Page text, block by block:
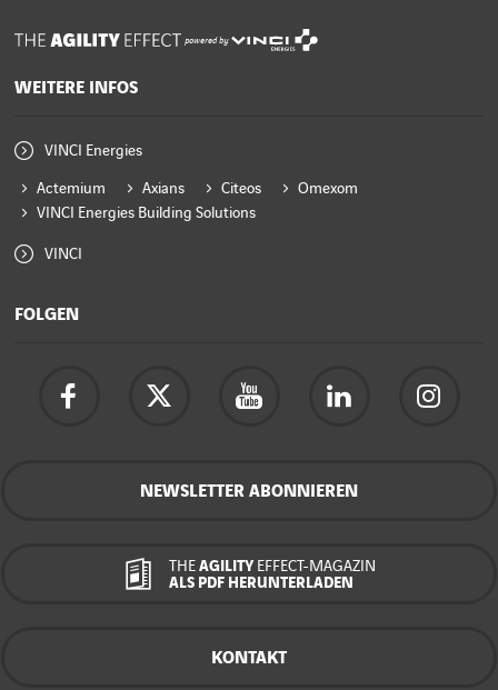
powered by
WEITERE INFOS
VINCI Energies
Actemium Axians Citeos
Omexom
VINCI Energies Building Solutions
VINCI
FOLGEN
NEWSLETTER ABONNIEREN
THE AGILITY EFFECT-MAGAZIN
ALS PDF HERUNTERLADEN
KONTAKT